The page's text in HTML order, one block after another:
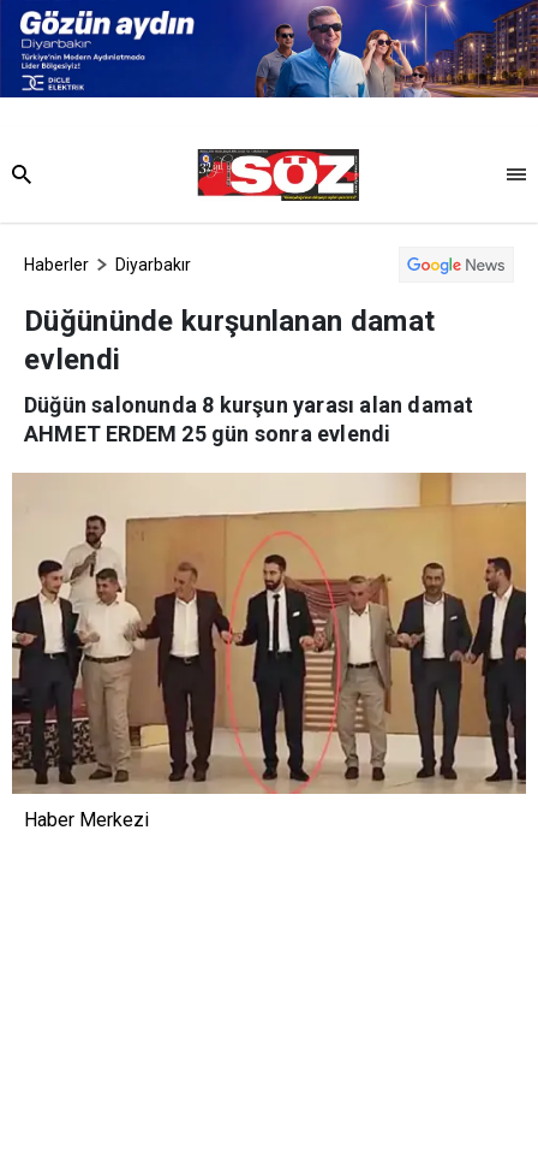
Haberler Diyarbakır
Düğününde kurşunlanan damat
evlendi
Düğün salonunda 8 kurşun yarası alan damat
AHMET ERDEM 25 gün sonra evlendi
Haber Merkezi